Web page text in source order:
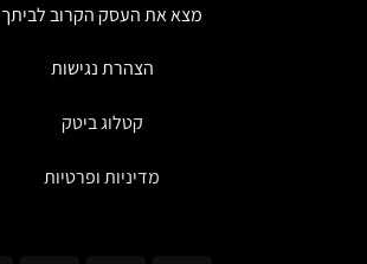
מצא את העסק הקרוב לביתך
הצהרת נגישות
קטלוג ביטק
מדיניות ופרטיות